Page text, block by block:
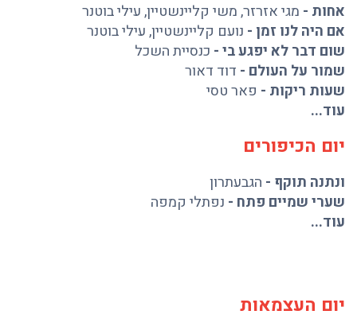
אחות - מגי אזרזר,משי קליינשטיין,עילי בוטנר
אם היה לנו זמן - נועם קליינשטיין,עילי בוטנר
שום דבר לא יפגע בי- כנסיית השכל
שמור על העולם - דוד דאור
שעות ריקות - פאר טסי
עוד...
יום הכיפורים
ונתנה תוקף - הגבעתרון
שערי שמיים פתח - נפתלי קמפה
עוד...
יום העצמאות